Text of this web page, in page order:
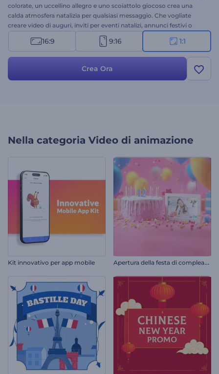
colorate, un uccellino allegro e uno scoiattolo giocoso crea una
calda atmosfera natalizia per qualsiasi messaggio. Che vogliate
creare video di auguri, inviti per eventi natalizi, annunci festivi o
introduzioni per le feste, questo affascinante modello è la scelta
perfetta. Personalizzare il vostro video è facile e veloce: caricate il
musicale. Provatelo subito!
16:9 9:16 1:1
Crea Ora
Nella categoria Video di animazione
Kit innovativo per app mobile A
pertura della festa di compleanno